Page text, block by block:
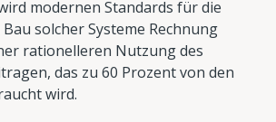
modernen Standards für die
solcher Systeme Rechnung
rationelleren Nutzung des
das zu 60 Prozent von den
wird.